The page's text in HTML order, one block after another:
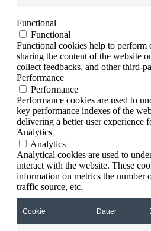
Functional
Functional
Functional cookies help to
sharing the content of the website
collect feedbacks, and other third-
Performance
Performance
Performance cookies are used to
key performance indexes of the
delivering a better user experience
Analytics
Analytics
Analytical cookies are used to
interact with the website. These
information on metrics the number
traffic source, etc.
Cookie Dauer